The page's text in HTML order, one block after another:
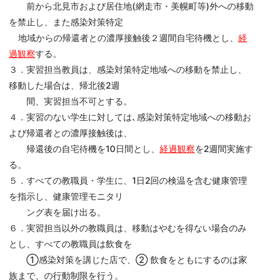
前から北見市および居住地(網走市・美幌町等)外への移動
を禁止し、また感染対策特定
地域からの帰還者との濃厚接触後２週間自宅待機とし、 経
過観察する。
３．実習担当教員は、感染対策特定地域への移動を禁止し、
移動した場合は、帰北後2週
間、実習担当不可とする。
４．実習のない学生に対しては､感染対策特定地域への移動お
よび帰還者との濃厚接触後は、
帰還後の自宅待機を10日間とし、 経過観察を2週間実施す
る。
５．すべての教職員・学生に、1日2回の検温を含む健康管理
を指示し、健康管理モニタリ
ング表を届け出る。
６．実習担当以外の教職員は、移動はやむを得ない場合のみ
とし、すべての教職員は飲食を
①感染対策を講じた店で、② 飲食をともにするのは家
族まで、の行動制限を行う。